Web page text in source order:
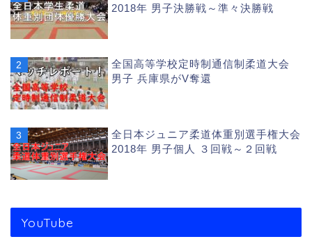
2018年 男子決勝戦～準々決勝戦
全国高等学校定時制通信制柔道大会
男子 兵庫県がV奪還
全日本ジュニア柔道体重別選手権大会
2018年 男子個人 ３回戦～２回戦
YouTube